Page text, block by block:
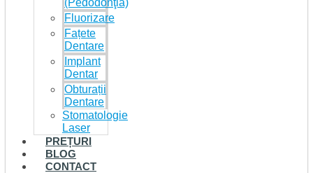
(Pedodonţia)
Fluorizare
Fațete
Dentare
Implant
Dentar
Obturații
Dentare
Stomatologie
Laser
PREȚURI
BLOG
CONTACT